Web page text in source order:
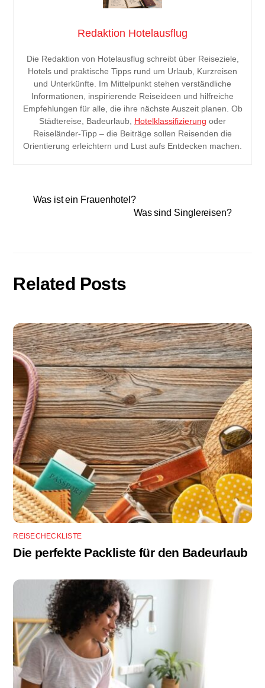
Redaktion Hotelausflug
Die Redaktion von Hotelausflug schreibt über Reiseziele,
Hotels und praktische Tipps rund um Urlaub, Kurzreisen
und Unterkünfte. Im Mittelpunkt stehen verständliche
Informationen, inspirierende Reiseideen und hilfreiche
Empfehlungen für alle, die ihre nächste Auszeit planen. Ob
Städtereise, Badeurlaub, Hotelklassifizierung oder
Reiseländer-Tipp – die Beiträge sollen Reisenden die
Orientierung erleichtern und Lust aufs Entdecken machen.
Was ist ein Frauenhotel?
Was sind Singlereisen?
Related Posts
REISECHECKLISTE
Die perfekte Packliste für den Badeurlaub